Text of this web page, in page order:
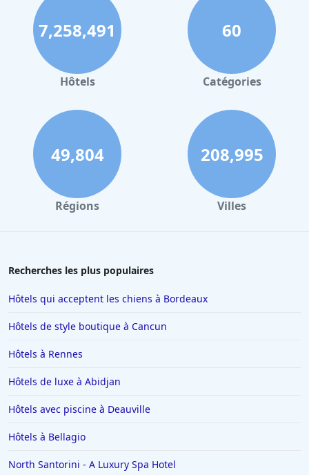
7,258,491
Hôtels
60
Catégories
49,804
Régions
208,995
Villes
Recherches les plus populaires
Hôtels qui acceptent les chiens à Bordeaux
Hôtels de style boutique à Cancun
Hôtels à Rennes
Hôtels de luxe à Abidjan
Hôtels avec piscine à Deauville
Hôtels à Bellagio
North Santorini - A Luxury Spa Hotel